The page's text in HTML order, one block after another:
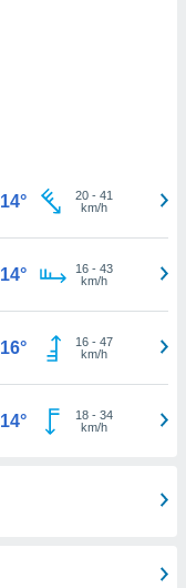
14° 20- 41
km/h
14° 16- 43
km/h
16° 16- 47
km/h
14° 18- 34
km/h